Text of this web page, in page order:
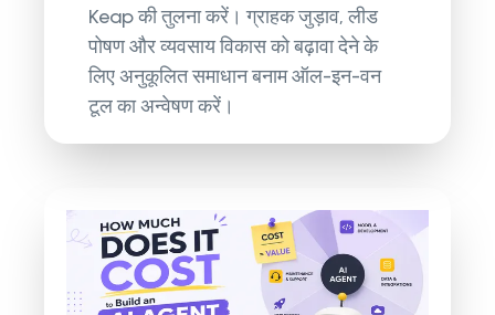
Keap की तुलना करें। ग्राहक जुड़ाव, लीड
पोषण और व्यवसाय विकास को बढ़ावा देने के
लिए अनुकूलित समाधान बनाम ऑल-इन-वन
टूल का अन्वेषण करें।